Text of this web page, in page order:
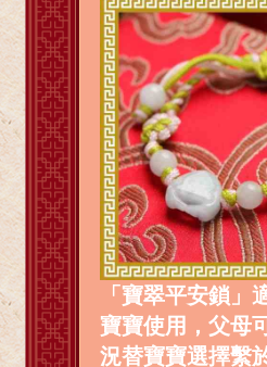
「寶翠平安鎖」
寶寶使用，父母
況替寶寶選擇繫